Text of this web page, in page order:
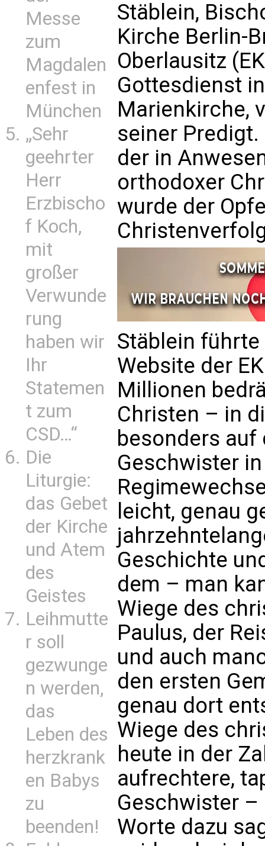
Messe
zum
Magdalen
enfest in
München
„Sehr
geehrter
Herr
Erzbischo
f Koch,
mit
großer
Verwunde
rung
haben wir
Ihr
Statemen
t zum
CSD…“
Die
Liturgie:
das Gebet
der Kirche
und Atem
des
Geistes
Leihmutte
r soll
gezwunge
n werden,
das
Leben des
herzkrank
en Babys
zu
beenden!
Stäblein,
Kirche Berlin-
Oberlausitz
Gottesdienst
Marienkirche,
seiner
der in
orthodoxer
wurde der
Stäblein
Website der
Millionen
Christen – in
besonders
Geschwister
leicht, genau
Geschichte
dem – man
Wiege des
Paulus, der
und auch
den ersten
genau dort
Wiege des
heute in der
aufrechtere,
Geschwister
Worte dazu